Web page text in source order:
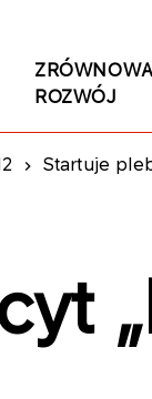
ROZWÓJ
Startuje